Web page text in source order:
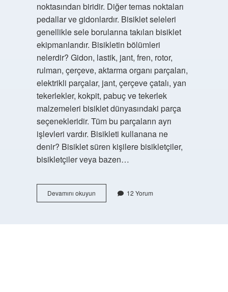
noktasından biridir. Diğer temas noktaları
pedallar ve gidonlardır. Bisiklet seleleri
genellikle sele borularına takılan bisiklet
ekipmanlarıdır. Bisikletin bölümleri
nelerdir? Gidon, lastik, jant, fren, rotor,
rulman, çerçeve, aktarma organı parçaları,
elektrikli parçalar, jant, çerçeve çatalı, yan
tekerlekler, kokpit, pabuç ve tekerlek
malzemeleri bisiklet dünyasındaki parça
seçenekleridir. Tüm bu parçaların ayrı
işlevleri vardır. Bisikleti kullanana ne
denir? Bisiklet süren kişilere bisikletçiler,
bisikletçiler veya bazen…
Devamını okuyunBisikletin
Govdesine
12 Yorum